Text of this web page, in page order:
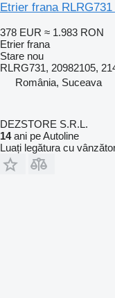
Etrier frana
378 EUR ≈ 1.983 RON
Etrier frana
Stare nou
RLRG731, 20982105,
România, Suceava
DEZSTORE S.R.L.
14ani pe Autoline
Luați legătura cu